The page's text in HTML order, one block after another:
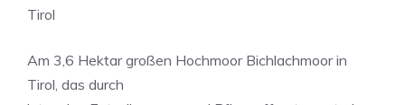
Tirol
Am 3,6 Hektar großen Hochmoor Bichlachmoor in
Tirol, das durch